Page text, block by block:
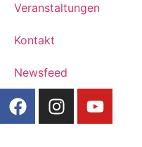
Veranstaltungen
Kontakt
Newsfeed